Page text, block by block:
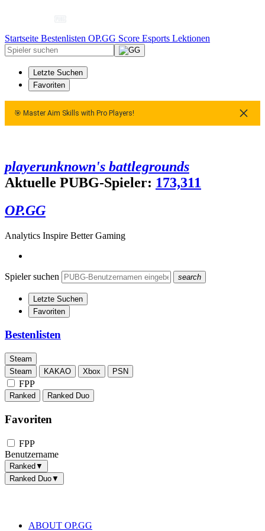
Startseite Bestenlisten OP.GG Score Esports Lektionen
Letzte Suchen
Favoriten
🎯 Master Aim Skills with Pro Players!
playerunknown's battlegrounds
Aktuelle PUBG-Spieler: 173,311
OP.GG
Analytics Inspire Better Gaming
Spieler suchen search
Letzte Suchen
Favoriten
Bestenlisten
Steam
Steam
KAKAO Xbox PSN
FPP
Ranked Ranked Duo
Favoriten
FPP
Benutzername
Ranked▼
Ranked Duo▼
ABOUT OP.GG